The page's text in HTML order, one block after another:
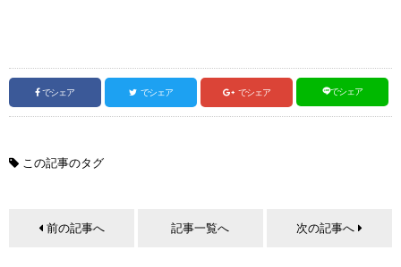
でシェア でシェア でシェア でシェア
この記事のタグ
前の記事へ 記事一覧へ 次の記事へ